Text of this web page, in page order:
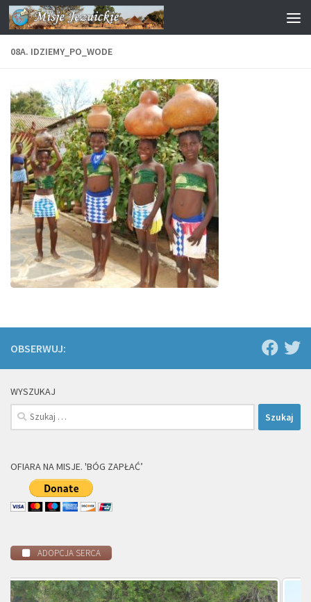
Przejdź do treści
08A. IDZIEMY_PO_WODE
OBSERWUJ:
WYSZUKAJ
Szukaj:
OFIARA NA MISJE. 'BÓG ZAPŁAĆ’
ADOPCJA SERCA